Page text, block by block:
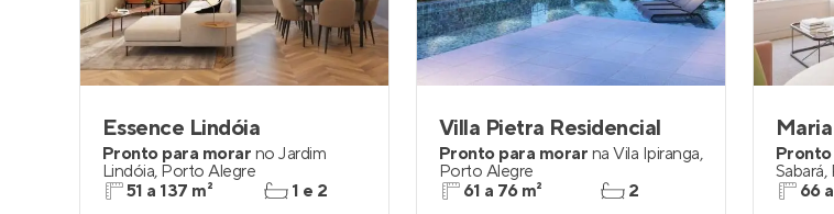
Essence Lindóia
Pronto para morar no Jardim
Lindóia, Porto Alegre
51 a 137 m²
1 e 2
Villa Pietra Residencial
Pronto para morar na Vila Ipiranga,
Porto Alegre
61 a 76 m²
2
Sabará,
66